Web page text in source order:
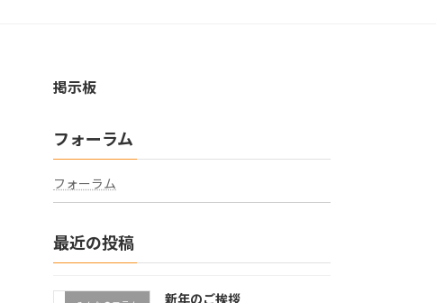
掲示板
フォーラム
フォーラム
最近の投稿
新年のご挨拶